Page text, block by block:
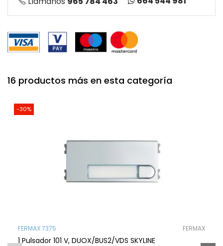
16 productos más en esta categoría
-30%
FERMAX 7375 FERMAX
1 Pulsador 101 V, DUOX/BUS2/VDS SKYLINE